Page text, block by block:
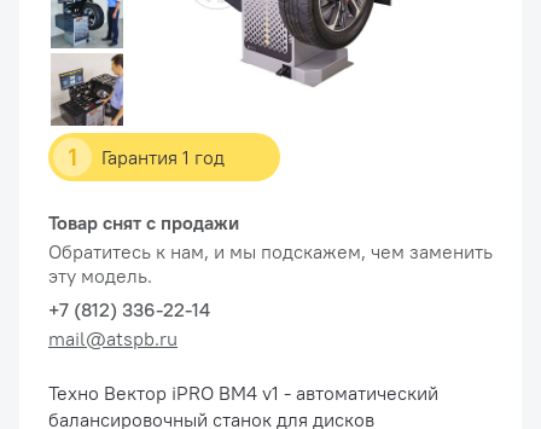
1 Гарантия 1 год
Техно Вектор iPRO BM4 v1 - автоматический
балансировочный станок для дисков
Товар снят с продажи
Обратитесь к нам, и мы подскажем, чем заменить
эту модель.
+7 (812) 336-22-14
mail@atspb.ru